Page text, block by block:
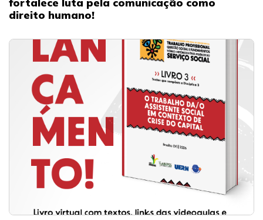
direito humano!